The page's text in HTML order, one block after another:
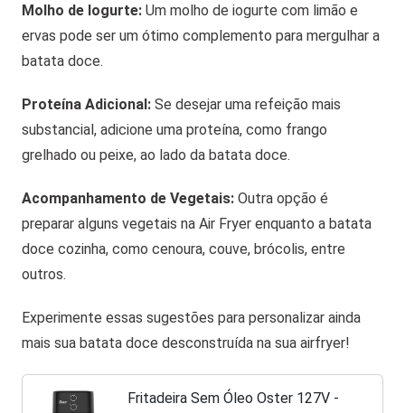
Molho de Iogurte: Um molho de iogurte com limão e
ervas pode ser um ótimo complemento para mergulhar a
batata doce.
Proteína Adicional: Se desejar uma refeição mais
substancial, adicione uma proteína, como frango
grelhado ou peixe, ao lado da batata doce.
Acompanhamento de Vegetais: Outra opção é
preparar alguns vegetais na Air Fryer enquanto a batata
doce cozinha, como cenoura, couve, brócolis, entre
outros.
Experimente essas sugestões para personalizar ainda
mais sua batata doce desconstruída na sua airfryer!
Fritadeira Sem Óleo Oster 127V -